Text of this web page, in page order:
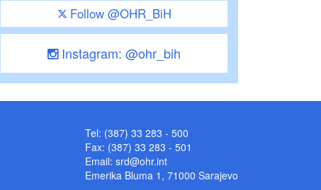
Follow @OHR_BiH
Instagram: @ohr_bih
Tel: (387) 33 283 - 500
Fax: (387) 33 283 - 501
Email: srd@ohr.int
Emerika Bluma 1, 71000 Sarajevo